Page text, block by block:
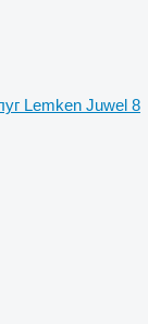
Lemken Juwel 8